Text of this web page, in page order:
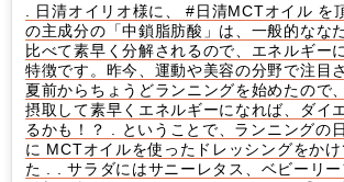
. 日清オイリオ様に、 #日清MCTオイル を
の主成分の「中鎖脂肪酸」は、一般的なな
比べて素早く分解されるので、エネルギー
特徴です。昨今、運動や美容の分野で注目
夏前からちょうどランニングを始めたので
摂取して素早くエネルギーになれば、ダイ
るかも！？ . ということで、ランニングの
に MCTオイルを使ったドレッシングをか
た . . サラダにはサニーレタス、ベビーリー